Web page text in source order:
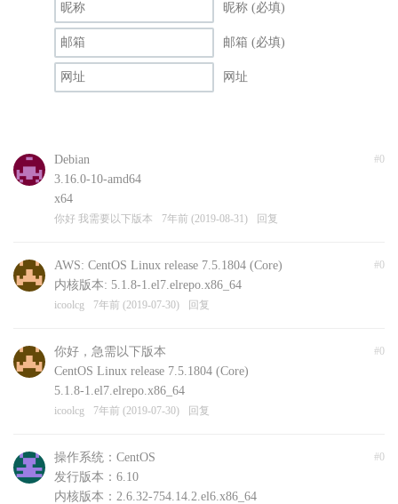
昵称 (必填)
邮箱 (必填)
网址
#0
Debian
3.16.0-10-amd64
x64
你好 我需要以下版本 7年前 (2019-08-31) 回复
#0
AWS: CentOS Linux release 7.5.1804 (Core)
内核版本: 5.1.8-1.el7.elrepo.x86_64
icoolcg 7年前 (2019-07-30) 回复
#0
你好，急需以下版本
CentOS Linux release 7.5.1804 (Core)
5.1.8-1.el7.elrepo.x86_64
icoolcg 7年前 (2019-07-30) 回复
#0
操作系统：CentOS
发行版本：6.10
内核版本：2.6.32-754.14.2.el6.x86_64